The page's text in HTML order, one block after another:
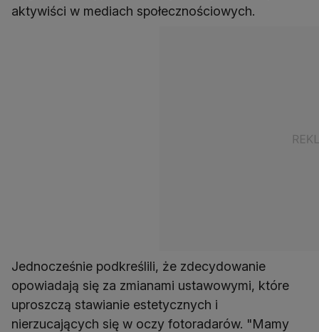
aktywiści w mediach społecznościowych.
Jednocześnie podkreślili, że zdecydowanie
opowiadają się za zmianami ustawowymi, które
uproszczą stawianie estetycznych i
nierzucających się w oczy fotoradarów. "Mamy